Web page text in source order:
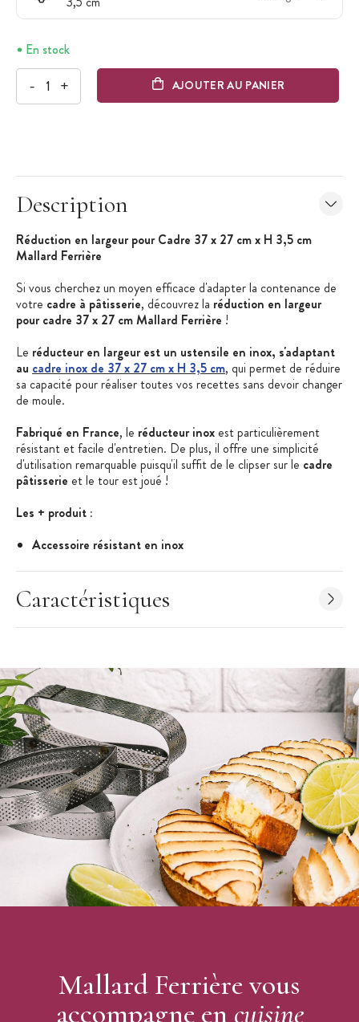
En stock
- + AJOUTER AU PANIER
Description
Réduction en largeur pour Cadre 37 x 27 cm x H 3,5 cm
Mallard Ferrière
Si vous cherchez un moyen efficace d'adapter la contenance de
votre cadre à pâtisserie, découvrez la réduction en largeur
pour cadre 37 x 27 cm Mallard Ferrière !
Le réducteur en largeur est un ustensile en inox, s'adaptant
au cadre inox de 37 x 27 cm x H 3,5 cm, qui permet de réduire
sa capacité pour réaliser toutes vos recettes sans devoir changer
de moule.
Fabriqué en France, le réducteur inox est particulièrement
résistant et facile d'entretien. De plus, il offre une simplicité
d'utilisation remarquable puisqu'il suffit de le clipser sur le cadre
pâtisserie et le tour est joué !
Les + produit :
Accessoire résistant en inox
Pratique pour moduler les cadres de 27 cm de largeur
Fabriqué en France
Caractéristiques du réducteur cadre pâtisserie
Matière : Inox
Résistant et facile d'entretien
S'adapte uniquement sur lecadre de format 37 x 27 cm
Réduction vendu seul, sans le cadre à pâtisserie
Fabriqué en France
Marque : Mallard Ferrière
Hauteurs disponibles : 3 cm - 3,5 cm - 4 cm - 4,5 cm
Caractéristiques
Mallard Ferrière vous
accompagne en cuisine